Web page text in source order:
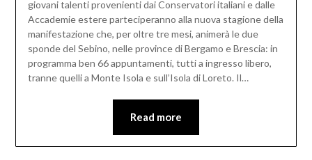
giovani talenti provenienti dai Conservatori italiani e dalle
Accademie estere parteciperanno alla nuova stagione della
manifestazione che, per oltre tre mesi, animerà le due
sponde del Sebino, nelle province di Bergamo e Brescia: in
programma ben 66 appuntamenti, tutti a ingresso libero,
tranne quelli a Monte Isola e sull’Isola di Loreto. Il…
Read more